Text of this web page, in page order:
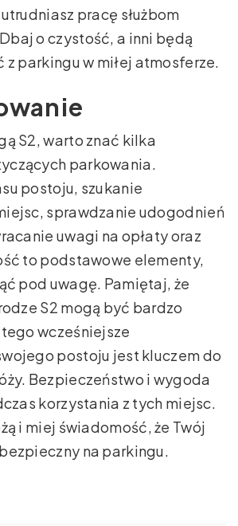
pracę służbom
o czystość, a inni będą
parkingu w miłej atmosferze.
S2, warto znać kilka
parkowania.
postoju, szukanie
sprawdzanie udogodnień
uwagi na opłaty oraz
to podstawowe elementy,
pod uwagę. Pamiętaj, że
S2 mogą być bardzo
wcześniejsze
postoju jest kluczem do
Bezpieczeństwo i wygoda
korzystania z tych miejsc.
i miej świadomość, że Twój
na parkingu.